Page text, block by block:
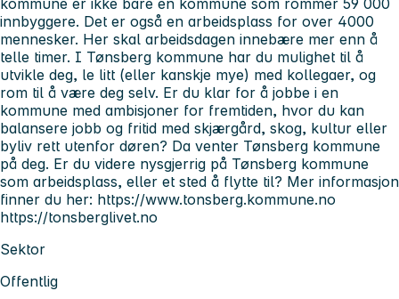
innbyggere. Det er også en arbeidsplass for over 4000
mennesker. Her skal arbeidsdagen innebære mer enn å
telle timer. I Tønsberg kommune har du mulighet til å
utvikle deg, le litt (eller kanskje mye) med kollegaer, og
rom til å være deg selv. Er du klar for å jobbe i en
kommune med ambisjoner for fremtiden, hvor du kan
balansere jobb og fritid med skjærgård, skog, kultur eller
byliv rett utenfor døren? Da venter Tønsberg kommune
på deg. Er du videre nysgjerrig på Tønsberg kommune
som arbeidsplass, eller et sted å flytte til? Mer informasjon
finner du her: https://www.tonsberg.kommune.no
https://tonsberglivet.no
Sektor
Offentlig